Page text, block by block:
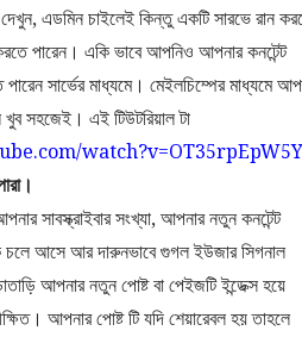
এডমিন চাইলেই কিন্তু একটি সারভে রান
পারেন। একি ভাবে আপনিও আপনার কনটেন্ট
সার্ভের মাধ্যমে। মেইলচিম্পের মাধ্যমে
খুব সহজেই। এই টিউটরিয়াল টা
watch?v=OT35rpEpW5Y
সাবস্ক্রাইবার সংখ্যা, আপনার নতুন কনটেন্ট
চলে আসে আর দারুনভাবে গুগল ইউজার সিগনাল
আপনার নতুন পোষ্ট বা পেইজটি ইন্ডেক্স হয়ে
আপনার পোষ্ট টি যদি শেয়ারেবল হয় তাহলে